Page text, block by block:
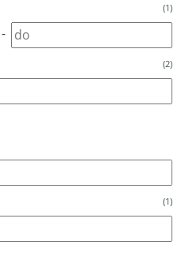
(1)
-
(2)
(1)